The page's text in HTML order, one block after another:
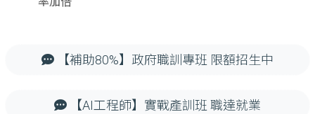
【補助80%】政府職訓專班 限額招生中
【AI工程師】實戰產訓班 職達就業